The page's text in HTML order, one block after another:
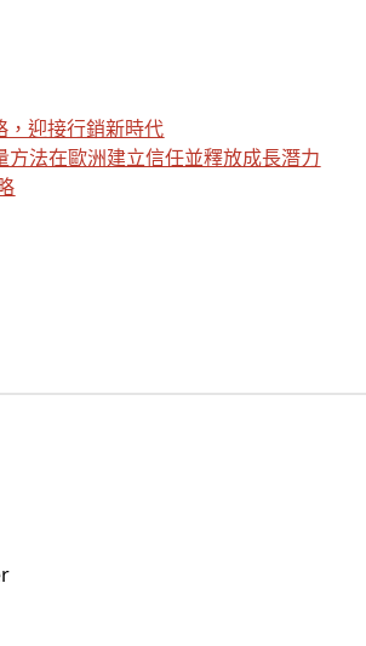
，迎接行銷新時代
法在歐洲建立信任並釋放成長潛力